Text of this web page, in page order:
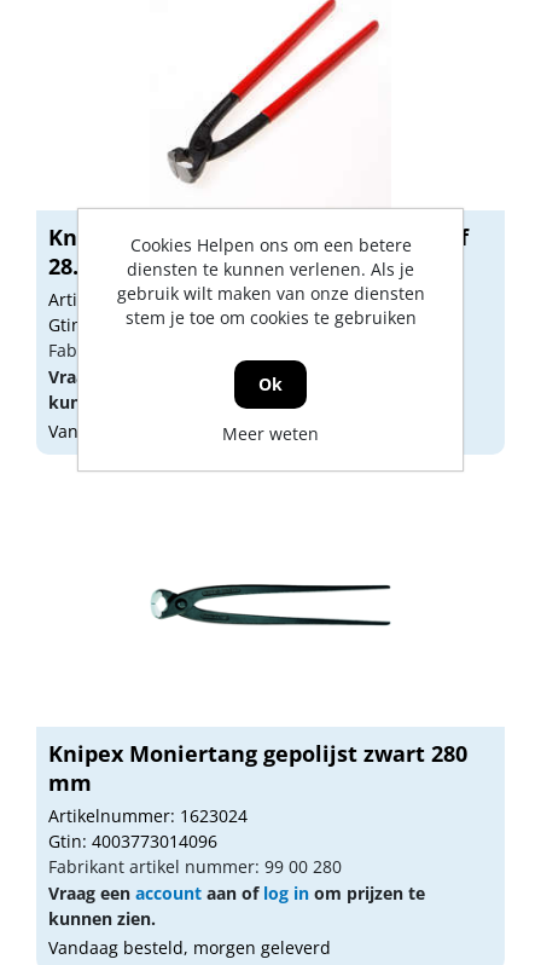
Knipex Moniertang gepolijst kunststof
28...
Artikelnummer: 1623016
Gtin: 4003773021490
Fabrikant artikel nummer: 9901280
Vraag een
aan oflog in
kunnen zien.
Vandaag besteld, morgen geleverd
Knipex Moniertang gepolijst zwart 280
mm
Artikelnummer: 1623024
Gtin: 4003773014096
Fabrikant artikel nummer: 99 00 280
Vraag een account aan of log in om prijzen te
kunnen zien.
Vandaag besteld, morgen geleverd
Cookies Helpen ons om een betere
diensten te kunnen verlenen. Als je
gebruik wilt maken van onze diensten
stem je toe om cookies te gebruiken
Ok
Meer weten